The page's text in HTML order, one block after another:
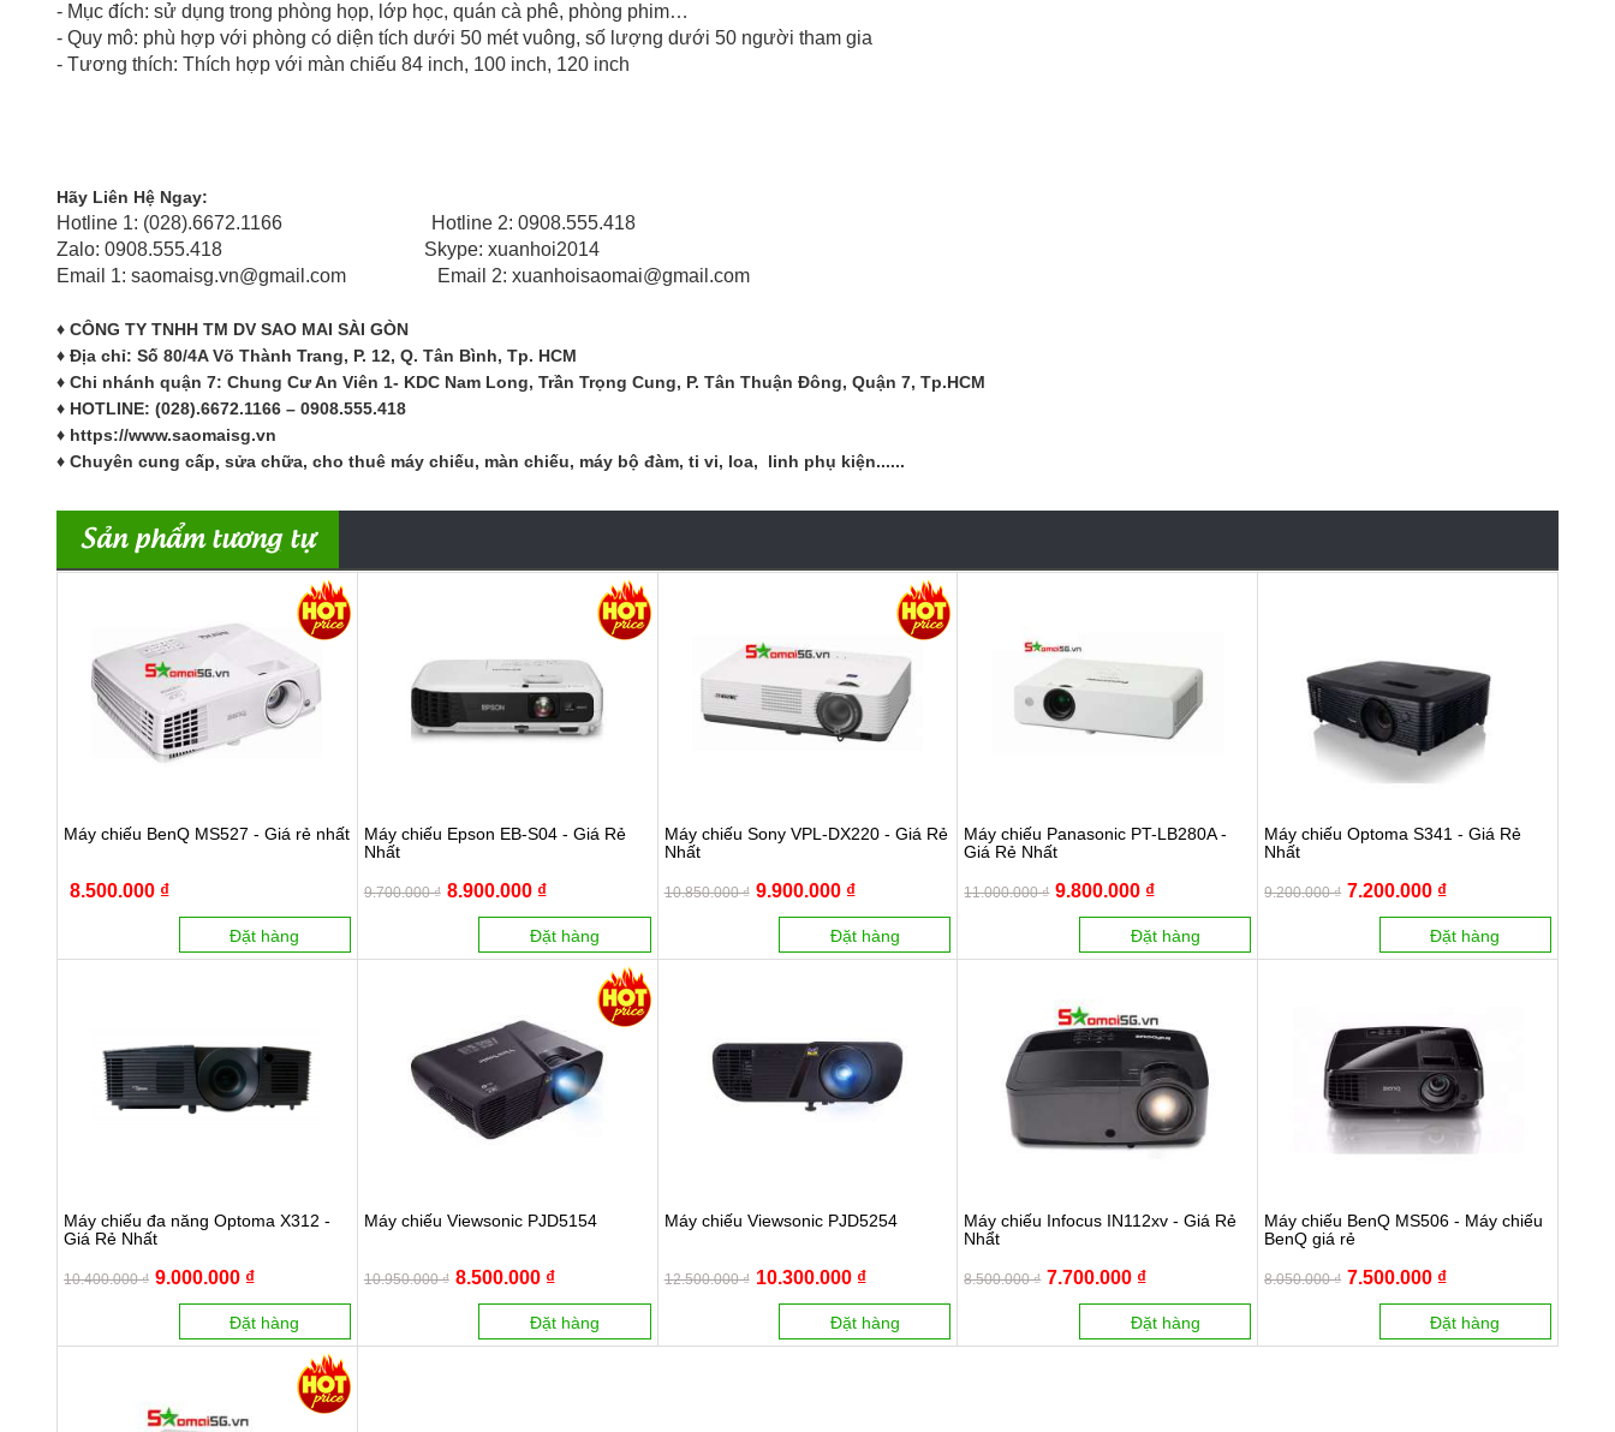
- Mục đích: sử dụng trong phòng họp, lớp học, quán cà phê, phòng phim…
- Quy mô: phù hợp với phòng có diện tích dưới 50 mét vuông, số lượng dưới 50 người tham gia
- Tương thích: Thích hợp với màn chiếu 84 inch, 100 inch, 120 inch
Hãy Liên Hệ Ngay:
Hotline 1: (028).6672.1166 Hotline 2: 0908.555.418
Zalo: 0908.555.418 Skype: xuanhoi2014
Email 1: saomaisg.vn@gmail.com Email 2: xuanhoisaomai@gmail.com
♦ CÔNG TY TNHH TM DV SAO MAI SÀI GÒN
♦ Địa chỉ: Số 80/4A Võ Thành Trang, P. 12, Q. Tân Bình, Tp. HCM
♦ Chi nhánh quận 7: Chung Cư An Viên 1- KDC Nam Long, Trần Trọng Cung, P. Tân Thuận Đông, Quận 7, Tp.HCM
♦ HOTLINE: (028).6672.1166 – 0908.555.418
♦ https://www.saomaisg.vn
♦ Chuyên cung cấp, sửa chữa, cho thuê máy chiếu, màn chiếu, máy bộ đàm, ti vi, loa, linh phụ kiện......
Sản phẩm tương tự
Máy chiếu BenQ MS527 - Giá rẻ nhất
8.500.000 ₫
Đặt hàng
Máy chiếu Epson EB-S04 - Giá Rẻ
Nhất
9.700.000 ₫ 8.900.000 ₫
Đặt hàng
Máy chiếu Sony VPL-DX220 - Giá Rẻ
Nhất
10.850.000 ₫ 9.900.000 ₫
Đặt hàng
Máy chiếu Panasonic PT-LB280A -
Giá Rẻ Nhất
11.000.000 ₫ 9.800.000 ₫
Đặt hàng
Máy chiếu Optoma S341 - Giá Rẻ
Nhất
9.200.000 ₫ 7.200.000 ₫
Đặt hàng
Máy chiếu đa năng Optoma X312 -
Giá Rẻ Nhất
10.400.000 ₫ 9.000.000 ₫
Đặt hàng
Máy chiếu Viewsonic PJD5154
10.950.000 ₫ 8.500.000 ₫
Đặt hàng
Máy chiếu Viewsonic PJD5254
12.500.000 ₫ 10.300.000 ₫
Đặt hàng
Máy chiếu Infocus IN112xv - Giá Rẻ
Nhẩt
8.500.000 ₫ 7.700.000 ₫
Đặt hàng
Máy chiếu BenQ MS506 - Máy chiếu
BenQ giá rẻ
8.050.000 ₫ 7.500.000 ₫
Đặt hàng